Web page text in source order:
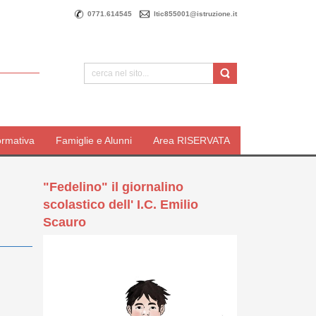
0771.614545 ltic855001@istruzione.it
Famiglie e Alunni Area RISERVATA
"Fedelino" il giornalino
scolastico dell' I.C. Emilio
Scauro